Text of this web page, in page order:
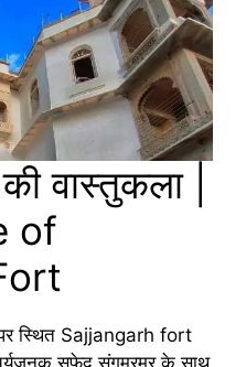
वास्तुकला |
of
पर स्थित Sajjangarh fort
सफेद संगमरमर के साथ